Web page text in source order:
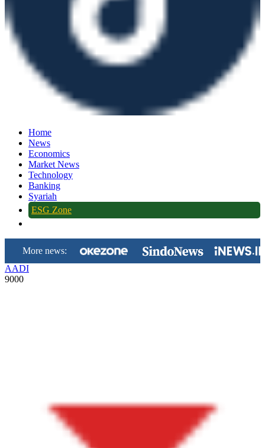
Home
News
Economics
Market News
Technology
Banking
Syariah
ESG Zone
More news:
AADI
9000